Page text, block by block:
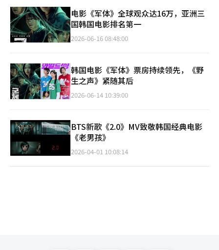
电影《军体》全球观众达16万，亚洲三
国韩国电影排名第一
2026-06-16 08:48:00
韩国电影《军体》票房持续领先，《野
生之声》紧随其后
2026-06-14 10:39:00
BTS新歌《2.0》MV致敬韩国经典电影
《老男孩》
2026-04-01 10:08:14